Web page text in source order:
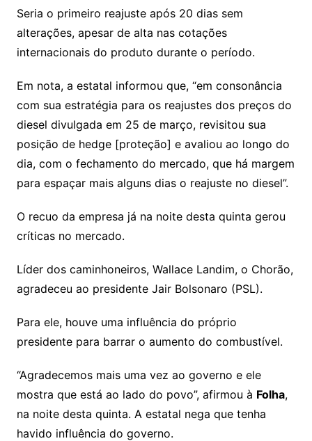
Seria o primeiro reajuste após 20 dias sem
alterações, apesar de alta nas cotações
internacionais do produto durante o período.
Em nota, a estatal informou que, “em consonância
com sua estratégia para os reajustes dos preços do
diesel divulgada em 25 de março, revisitou sua
posição de hedge [proteção] e avaliou ao longo do
dia, com o fechamento do mercado, que há margem
para espaçar mais alguns dias o reajuste no diesel”.
O recuo da empresa já na noite desta quinta gerou
críticas no mercado.
Líder dos caminhoneiros, Wallace Landim, o Chorão,
agradeceu ao presidente Jair Bolsonaro (PSL).
Para ele, houve uma influência do próprio
presidente para barrar o aumento do combustível.
“Agradecemos mais uma vez ao governo e ele
mostra que está ao lado do povo”, afirmou à Folha,
na noite desta quinta. A estatal nega que tenha
havido influência do governo.